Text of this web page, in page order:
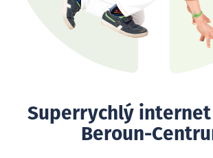
Superrychlý
Beroun-